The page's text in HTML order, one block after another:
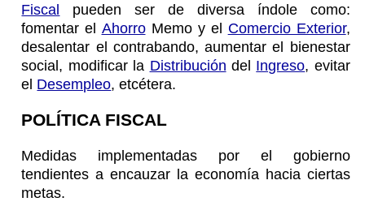
Fiscal pueden ser de diversa índole como:
fomentar el AhorroMemo y el Comercio Exterior,
desalentar el contrabando, aumentar el bienestar
social, modificar la Distribución del Ingreso, evitar
el Desempleo, etcétera.
POLÍTICA FISCAL
Medidas implementadas por el gobierno
tendientes a encauzar la economía hacia ciertas
metas.